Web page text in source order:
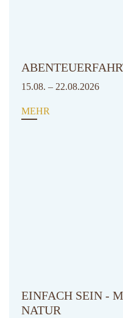
15.08. – 22.08.2026
MEHR
EINFACH SEIN -
NATUR